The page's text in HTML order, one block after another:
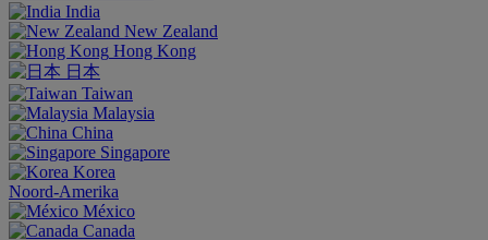
India
New Zealand
Hong Kong
日本
Taiwan
Malaysia
China
Singapore
Korea
Noord-Amerika
México
Canada